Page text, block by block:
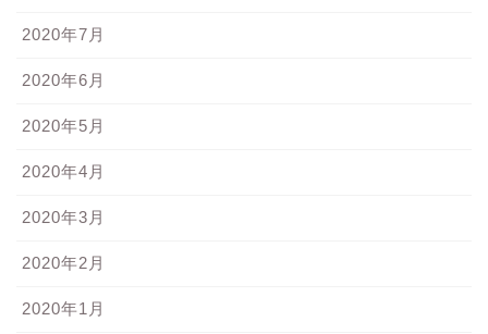
2020年7月
2020年6月
2020年5月
2020年4月
2020年3月
2020年2月
2020年1月